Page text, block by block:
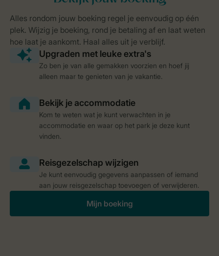
Zo ben je van alle gemakken voorzien en hoef jij
alleen maar te genieten van je vakantie.
Kom te weten wat je kunt verwachten in je
accommodatie en waar op het park je deze kunt
vinden.
Je kunt eenvoudig gegevens aanpassen of iemand
aan jouw reisgezelschap toevoegen of verwijderen.
Mijn boeking